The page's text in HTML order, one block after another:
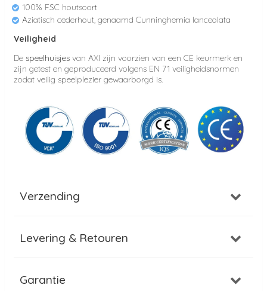
100% FSC houtsoort
Aziatisch cederhout, genaamd Cunninghemia lanceolata
Veiligheid
De speelhuisjes van AXI zijn voorzien van een CE keurmerk en
zijn getest en geproduceerd volgens EN 71 veiligheidsnormen
zodat veilig speelplezier gewaarborgd is.
Verzending
Levering & Retouren
Garantie